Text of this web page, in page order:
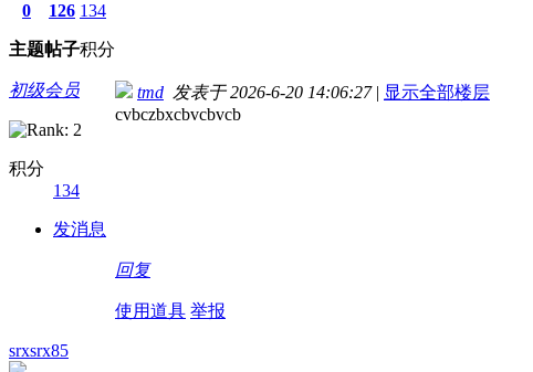
0
主题
126
帖子
134
积分
初级会员
积分
134
发消息
tmd 发表于 2026-6-20 14:06:27 | 显示全部楼层
cvbczbxcbvcbvcb
回复
使用道具 举报
srxsrx85